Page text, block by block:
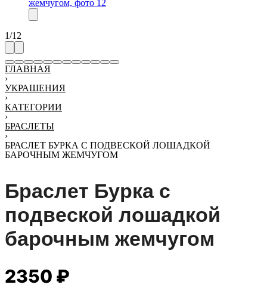
1/12
ГЛАВНАЯ
›
УКРАШЕНИЯ
›
КАТЕГОРИИ
›
БРАСЛЕТЫ
›
БРАСЛЕТ БУРКА С ПОДВЕСКОЙ ЛОШАДКОЙ
БАРОЧНЫМ ЖЕМЧУГОМ
Браслет Бурка с
подвеской лошадкой
барочным жемчугом
2350 ₽